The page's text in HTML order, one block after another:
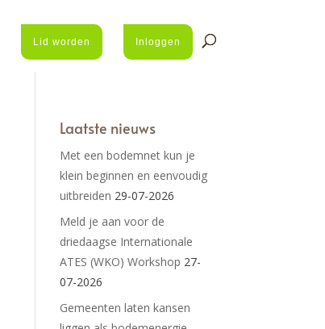
Lid worden Inloggen
Laatste nieuws
Met een bodemnet kun je
klein beginnen en eenvoudig
uitbreiden 29-07-2026
Meld je aan voor de
driedaagse Internationale
ATES (WKO) Workshop 27-
07-2026
Gemeenten laten kansen